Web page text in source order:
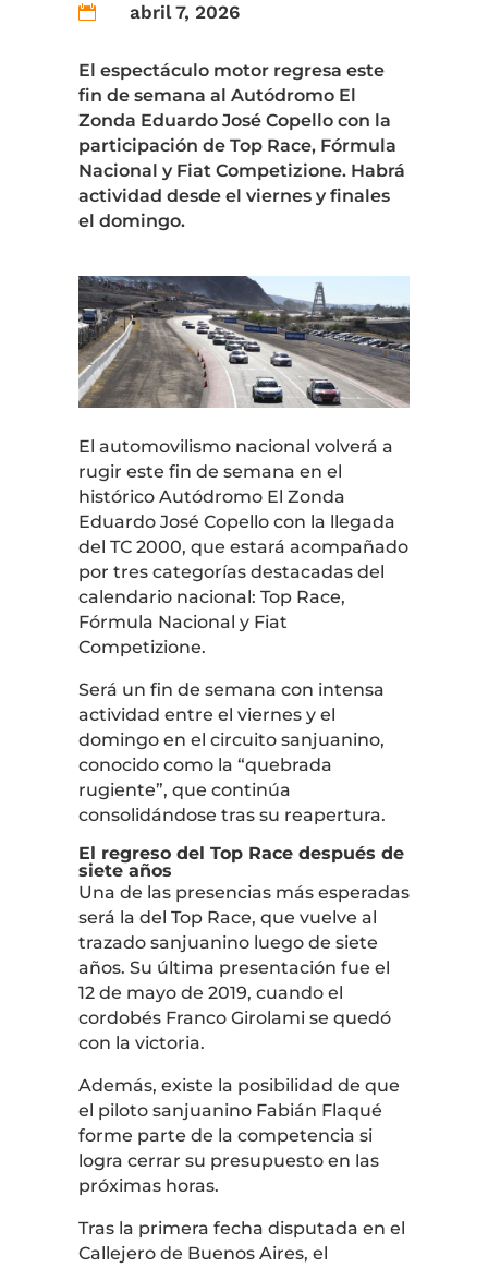
 abril 7, 2026
El espectáculo motor regresa este
fin de semana al Autódromo El
Zonda Eduardo José Copello con la
participación de Top Race, Fórmula
Nacional y Fiat Competizione. Habrá
actividad desde el viernes y finales
el domingo.
El automovilismo nacional volverá a
rugir este fin de semana en el
histórico Autódromo El Zonda
Eduardo José Copellocon la llegada
del TC 2000, que estará acompañado
por tres categorías destacadas del
calendario nacional: Top Race,
Fórmula Nacional y Fiat
Competizione.
Será un fin de semana con intensa
actividad entre el viernes y el
domingo en el circuito sanjuanino,
conocido como la “quebrada
rugiente”, que continúa
consolidándose tras su reapertura.
El regreso del Top Race después de
siete años
Una de las presencias más esperadas
será la del Top Race, que vuelve al
trazado sanjuanino luego de siete
años. Su última presentación fue el
12 de mayo de 2019, cuando el
cordobés Franco Girolamise quedó
con la victoria.
Además, existe la posibilidad de que
el piloto sanjuanino Fabián Flaqué
forme parte de la competencia si
logra cerrar su presupuesto en las
próximas horas.
Tras la primera fecha disputada en el
Callejero de Buenos Aires, el